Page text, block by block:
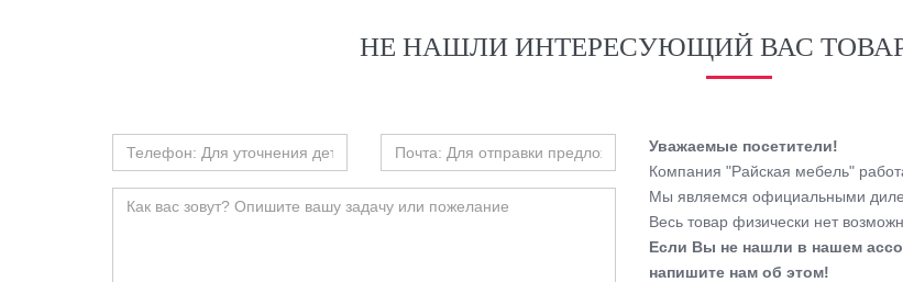
НЕ НАШЛИ ИНТЕРЕСУЮЩИЙ ВАС
Уважаемые посетители!
Компания "Райская мебель"
Мы являемся официальными
Весь товар физически нет
Если Вы не нашли в нашем
напишите нам об этом!